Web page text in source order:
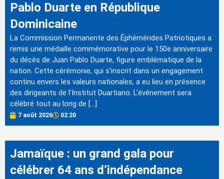
Pablo Duarte en République
Dominicaine
La Commission Permanente des Éphémérides Patriotiques a
remis une médaille commémorative pour le 150e anniversaire
du décès de Juan Pablo Duarte, figure emblématique de la
nation. Cette cérémonie, qui s'inscrit dans un engagement
continu envers les valeurs nationales, a eu lieu en présence
des dirigeants de l'Institut Duartiano. L'événement sera
célébré tout au long de […]
7 août 2026 02:20
Jamaïque : un grand gala pour
célébrer 64 ans d’indépendance